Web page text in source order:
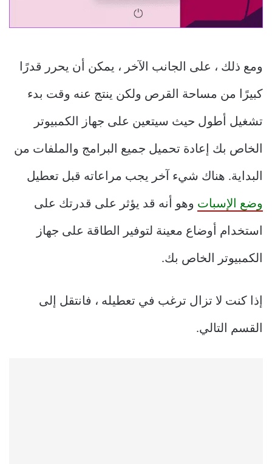
ومع ذلك ، على الجانب الآخر ، يمكن أن يحرر قدرًا
كبيرًا من مساحة القرص ولكن ينتج عنه وقت بدء
تشغيل أطول حيث سيتعين على جهاز الكمبيوتر
الخاص بك إعادة تحميل جميع البرامج والملفات من
البداية. هناك شيء آخر يجب مراعاته قبل تعطيل
وضع الإسبات وهو أنه قد يؤثر على قدرتك على
استخدام أوضاع معينة لتوفير الطاقة على جهاز
الكمبيوتر الخاص بك.
إذا كنت لا تزال ترغب في تعطيله ، فانتقل إلى
القسم التالي.